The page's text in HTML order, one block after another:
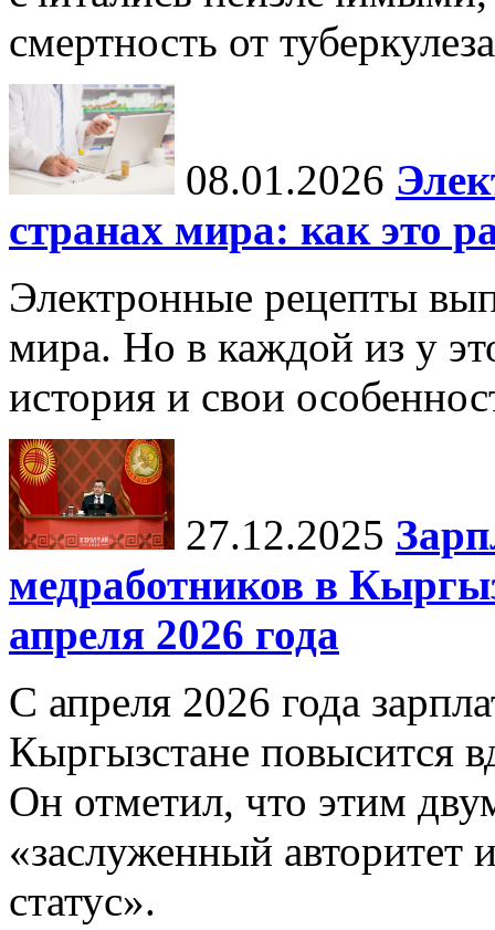
смертность от
08.01.2026
странах мира: как это
Электронные рецепты
мира. Но в каждой из у
история и свои
27.12.2025
медработников в
апреля 2026 года
С апреля 2026 года
Кыргызстане повысится
Он отметил, что этим
«заслуженный
статус».